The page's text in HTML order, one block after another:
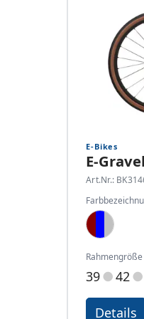
E-Bikes
E-
Art.Nr.:
Dark
Rahmengröße
39 42
Details